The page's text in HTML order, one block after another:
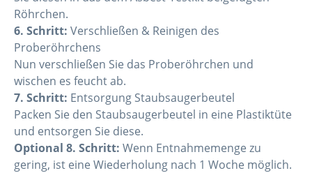
Röhrchen.
6. Schritt: Verschließen & Reinigen des
Proberöhrchens
Nun verschließen Sie das Proberöhrchen und
wischen es feucht ab.
7. Schritt: Entsorgung Staubsaugerbeutel
Packen Sie den Staubsaugerbeutel in eine Plastiktüte
und entsorgen Sie diese.
Optional 8. Schritt: Wenn Entnahmemenge zu
gering, ist eine Wiederholung nach 1 Woche möglich.